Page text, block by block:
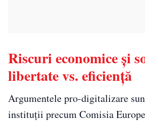
Riscuri economice și
libertate vs. eficiență
Argumentele pro-digitalizare
instituții precum Comisia